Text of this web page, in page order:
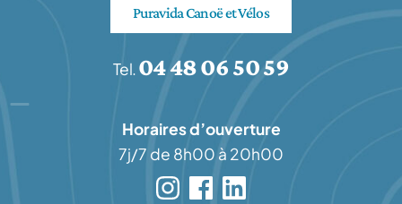
Puravida Canoë et Vélos
Tel.04 48 06 50 59
Horaires d’ouverture
7j/7 de 8h00 à 20h00